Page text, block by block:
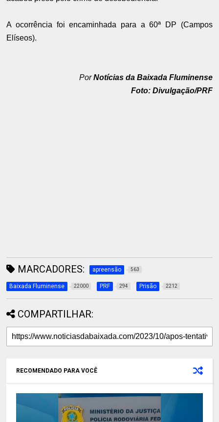
A ocorrência foi encaminhada para a 60ª DP (Campos
Elíseos).
PorNotícias da Baixada Fluminense
Foto: Divulgação/PRF
MARCADORES: apreensão 563
Baixada Fluminense 22000 PRF 294 Prisão 2212
COMPARTILHAR:
RECOMENDADO PARA VOCÊ